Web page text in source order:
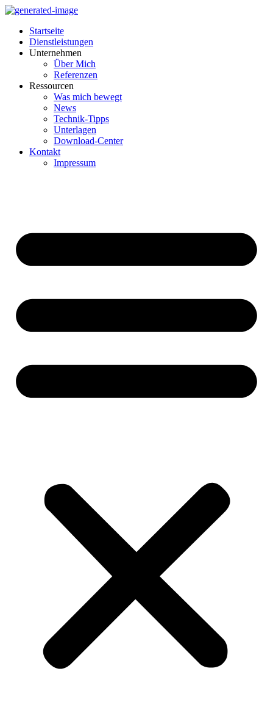
Startseite
Dienstleistungen
Unternehmen
Über Mich
Referenzen
Ressourcen
Was mich bewegt
News
Technik-Tipps
Unterlagen
Download-Center
Kontakt
Impressum